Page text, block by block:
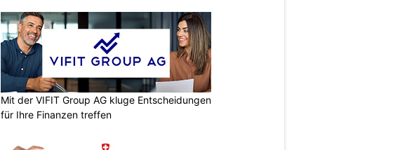
Mit der VIFIT Group AG kluge Entscheidungen
für Ihre Finanzen treffen